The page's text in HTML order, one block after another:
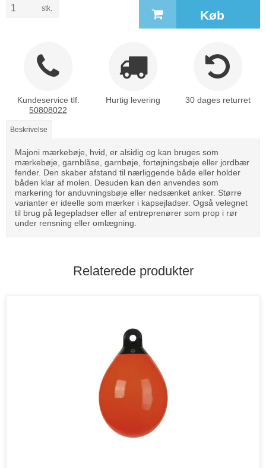
stk. Køb
Kundeservice tlf.
50808022
Hurtig levering 30 dages returret
Beskrivelse
Majoni mærkebøje, hvid, er alsidig og kan bruges som
mærkebøje, garnblåse, garnbøje, fortøjningsbøje eller jordbær
fender. Den skaber afstand til nærliggende både eller holder
båden klar af molen. Desuden kan den anvendes som
markering for anduvningsbøje eller nedsænket anker. Større
varianter er ideelle som mærker i kapsejladser. Også velegnet
til brug på legepladser eller af entreprenører som prop i rør
under rensning eller omlægning.
Relaterede produkter